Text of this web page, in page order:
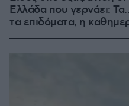
Ελλάδα που γερνάει:
τα επιδόματα, η